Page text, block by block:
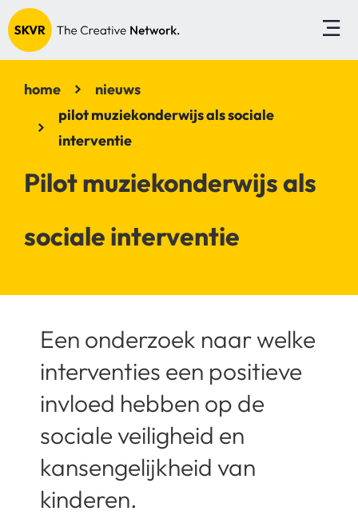
home
nieuws
pilot muziekonderwijs als sociale
interventie
Pilot muziekonderwijs als
sociale interventie
Een onderzoek naar welke
interventies een positieve
invloed hebben op de
sociale veiligheid en
kansengelijkheid van
kinderen.